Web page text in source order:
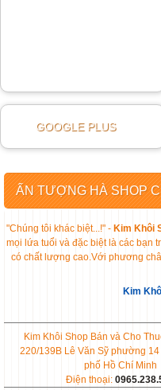
GOOGLE PLUS
ẤN TƯỢNG HÀ SHOP
"Chúng tôi khác biệt...!" - Kim Khôi
mọi lứa tuổi và đặc biệt là các bạn
có chất lượng cao.Với phương
Kim
Kim Khôi Shop Bán và Cho
220/139B Lê Văn Sỹ phường
phố Hồ Chí Minh
Điện thoại: